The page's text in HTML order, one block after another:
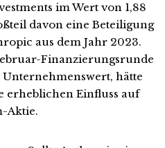
im Wert von 1,88
davon eine Beteiligung
aus dem Jahr 2023.
Finanzierungsrunde
hätte
erheblichen Einfluss auf
Aktie.